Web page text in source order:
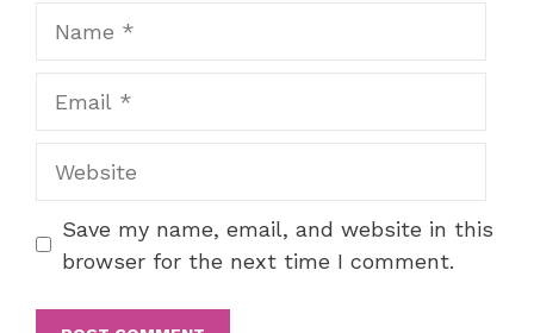
Save my name, email, and website in this
browser for the next time I comment.